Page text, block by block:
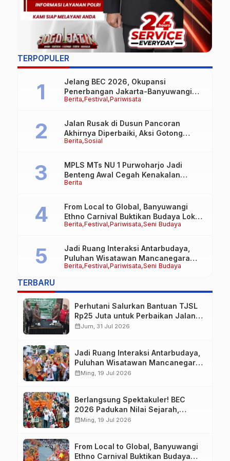
TERPOPULER
Berita Festival Pariwisata
Jelang BEC 2026, Okupansi
Penerbangan Jakarta-Banyuwangi
Tembus 90 Persen
Berita Sosial
Jalan Rusak di Dusun Pancoran
Akhirnya Diperbaiki, Aksi Gotong
Royong FRB dan Laskar Bali Shanti Jet
Berita
MPLS MTs NU 1 Purwoharjo Jadi
Benteng Awal Cegah Kenakalan
Remaja, Polsek Purwoharjo Tanamkan
Berita Festival Pariwisata Seni Budaya
From Local to Global, Banyuwangi
Ethno Carnival Buktikan Budaya Lokal
Mampu Mendunia
Berita Festival Pariwisata Seni Budaya
Jadi Ruang Interaksi Antarbudaya,
Puluhan Wisatawan Mancanegara
Meriahkan BEC 2026
TERBARU
Perhutani Salurkan Bantuan TJSL
Rp25 Juta untuk Perbaikan Jalan
Warga Sekitar Hutan di
calendar_monthJum, 31 Jul 2026
Jadi Ruang Interaksi Antarbudaya,
Puluhan Wisatawan Mancanegara
Meriahkan BEC 2026
calendar_monthMing, 19 Jul 2026
Berlangsung Spektakuler! BEC
2026 Padukan Nilai Sejarah,
Budaya, dan Fashion Berkelas
calendar_monthMing, 19 Jul 2026
From Local to Global, Banyuwangi
Ethno Carnival Buktikan Budaya